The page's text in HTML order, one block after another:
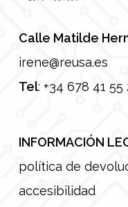
Calle Matilde
irene@reusa.es
Tel: +34 678 41 55
INFORMACIÓN
política de
accesibilidad